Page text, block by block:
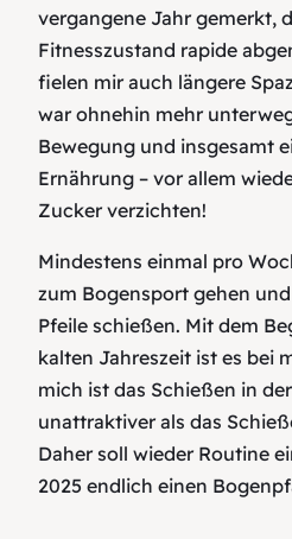
vergangene Jahr gemerkt,
Fitnesszustand rapide
fielen mir auch längere
war ohnehin mehr
Bewegung und insgesamt
Ernährung – vor allem
Zucker verzichten!
Mindestens einmal pro
zum Bogensport gehen
Pfeile schießen. Mit dem
kalten Jahreszeit ist es bei
mich ist das Schießen in
unattraktiver als das
Daher soll wieder Routine
2025 endlich einen